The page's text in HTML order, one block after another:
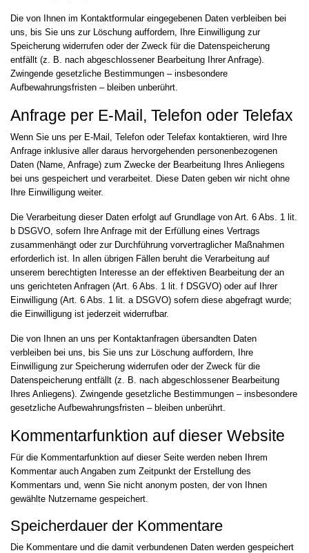
Die von Ihnen im Kontaktformular eingegebenen Daten verbleiben bei
uns, bis Sie uns zur Löschung auffordern, Ihre Einwilligung zur
Speicherung widerrufen oder der Zweck für die Datenspeicherung
entfällt (z. B. nach abgeschlossener Bearbeitung Ihrer Anfrage).
Zwingende gesetzliche Bestimmungen – insbesondere
Aufbewahrungsfristen – bleiben unberührt.
Anfrage per E-Mail, Telefon oder Telefax
Wenn Sie uns per E-Mail, Telefon oder Telefax kontaktieren, wird Ihre
Anfrage inklusive aller daraus hervorgehenden personenbezogenen
Daten (Name, Anfrage) zum Zwecke der Bearbeitung Ihres Anliegens
bei uns gespeichert und verarbeitet. Diese Daten geben wir nicht ohne
Ihre Einwilligung weiter.
Die Verarbeitung dieser Daten erfolgt auf Grundlage von Art. 6 Abs. 1 lit.
b DSGVO, sofern Ihre Anfrage mit der Erfüllung eines Vertrags
zusammenhängt oder zur Durchführung vorvertraglicher Maßnahmen
erforderlich ist. In allen übrigen Fällen beruht die Verarbeitung auf
unserem berechtigten Interesse an der effektiven Bearbeitung der an
uns gerichteten Anfragen (Art. 6 Abs. 1 lit. f DSGVO) oder auf Ihrer
Einwilligung (Art. 6 Abs. 1 lit. a DSGVO) sofern diese abgefragt wurde;
die Einwilligung ist jederzeit widerrufbar.
Die von Ihnen an uns per Kontaktanfragen übersandten Daten
verbleiben bei uns, bis Sie uns zur Löschung auffordern, Ihre
Einwilligung zur Speicherung widerrufen oder der Zweck für die
Datenspeicherung entfällt (z. B. nach abgeschlossener Bearbeitung
Ihres Anliegens). Zwingende gesetzliche Bestimmungen – insbesondere
gesetzliche Aufbewahrungsfristen – bleiben unberührt.
Kommentar­funktion auf dieser Website
Für die Kommentarfunktion auf dieser Seite werden neben Ihrem
Kommentar auch Angaben zum Zeitpunkt der Erstellung des
Kommentars und, wenn Sie nicht anonym posten, der von Ihnen
gewählte Nutzername gespeichert.
Speicherdauer der Kommentare
Die Kommentare und die damit verbundenen Daten werden gespeichert